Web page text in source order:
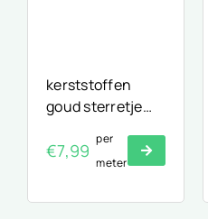
kerststoffen
goud sterretje
€7,99
per
meter